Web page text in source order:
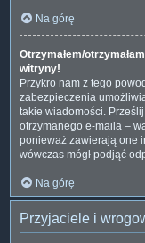
Na górę
Otrzymałem/
witryny!
Przykro nam z tego
zabezpieczenia
takie wiadomości.
otrzymanego e-maila –
ponieważ zawierają one
wówczas mógł podjąć
Na górę
Przyjaciele i